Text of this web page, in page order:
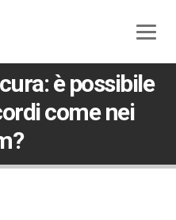
è possibile
come nei